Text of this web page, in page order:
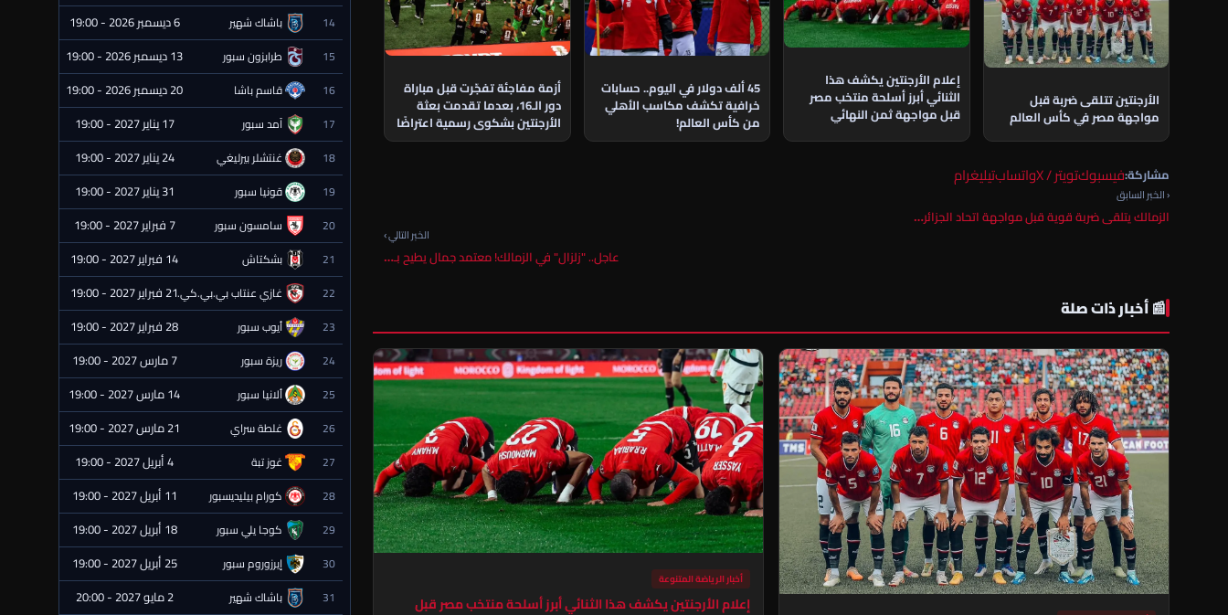
الأرجنتين تتلقى ضربة قبل
مواجهة مصر في كأس العالم
إعلام الأرجنتين يكشف هذا
الثنائي أبرز أسلحة منتخب مصر
قبل مواجهة ثمن النهائي
45 ألف دولار في اليوم.. حسابات
خرافية تكشف مكاسب الأهلي
من كأس العالم!
أزمة مفاجئة تفجّرت قبل مباراة
دور الـ16، بعدما تقدمت بعثة
الأرجنتين بشكوى رسمية اعتراضًا
على مشاركة نجم منتخب مصر
مشاركة:فيسبوكتويتر / X واتسابتيليغرام
‹ الخبر السابق
الزمالك يتلقى ضربة قوية قبل مواجهة اتحاد الجزائر…
الخبر التالي ›
عاجل.. "زلزال" في الزمالك! معتمد جمال يطيح بـ…
📰 أخبار ذات صلة
أخبار الرياضة المتنوعة
إعلام الأرجنتين يكشف هذا الثنائي أبرز أسلحة منتخب مصر قبل
14 باشاك شهير 6 ديسمبر 2026 - 19:00
15 طرابزون سبور 13 ديسمبر 2026 - 19:00
16 قاسم باشا 20 ديسمبر 2026 - 19:00
17 آمد سبور 17 يناير 2027 - 19:00
18 غنتشلر بيرليغي 24 يناير 2027 - 19:00
19 قونيا سبور 31 يناير 2027 - 19:00
20 سامسون سبور 7 فبراير 2027 - 19:00
21 بشكتاش 14 فبراير 2027 - 19:00
22 غازي عنتاب بي.بي.كي.21 فبراير 2027 - 19:00
23 أيوب سبور 28 فبراير 2027 - 19:00
24 ريزة سبور 7 مارس 2027 - 19:00
25 ألانيا سبور 14 مارس 2027 - 19:00
26 غلطة سراي 21 مارس 2027 - 19:00
27 غوز تبة 4 أبريل 2027 - 19:00
28 كورام بيليديسبور 11 أبريل 2027 - 19:00
29 كوجا يلي سبور 18 أبريل 2027 - 19:00
30 إيرزوروم سبور 25 أبريل 2027 - 19:00
31 باشاك شهير 2 مايو 2027 - 20:00